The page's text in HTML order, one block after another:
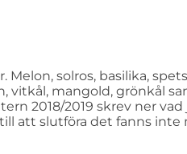
Melon, solros, basilika,
vitkål, mangold, grönkål
2018/2019 skrev ner
att slutföra det fanns inte